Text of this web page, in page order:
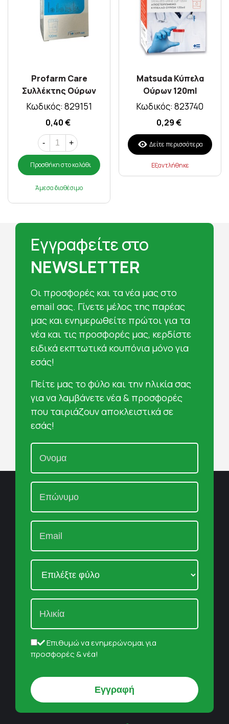
Profarm Care
Συλλέκτης Ούρων
120ml
Κωδικός: 829151
0,40 €
- +
Προσθήκη στο καλάθι
Άμεσα διαθέσιμο
Matsuda Κύπελα
Ούρων 120ml
Κωδικός: 823740
0,29 €
Δείτε περισσότερα
Εξαντλήθηκε
Εγγραφείτε στο
NEWSLETTER
Oι προσφορές και τα νέα μας στο
email σας. Γίνετε μέλος της παρέας
μας και ενημερωθείτε πρώτοι για τα
νέα και τις προσφορές μας, κερδίστε
ειδικά εκπτωτικά κουπόνια μόνο για
εσάς!
Πείτε μας το φύλο και την ηλικία σας
για να λαμβάνετε νέα & προσφορές
που ταιριάζουν αποκλειστικά σε
εσάς!
Επιθυμώ να ενημερώνομαι για
προσφορές & νέα!